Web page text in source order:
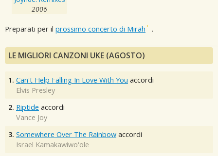
2006
Preparati per il prossimo concerto di Mirah .
LE MIGLIORI CANZONI UKE (AGOSTO)
1. Can't Help Falling In Love With You accordi
Elvis Presley
2. Riptide accordi
Vance Joy
3. Somewhere Over The Rainbow accordi
Israel Kamakawiwo'ole